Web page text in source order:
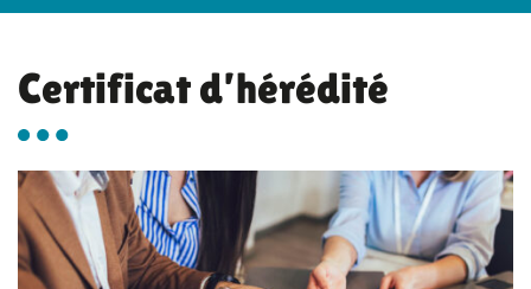
Certificat d’hérédité